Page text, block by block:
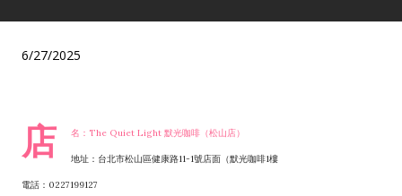
6/27/2025
店 名：The Quiet Light 默光咖啡（松山店）
地址：台北市松山區健康路11-1號店面（默光咖啡1樓
電話：0227199127